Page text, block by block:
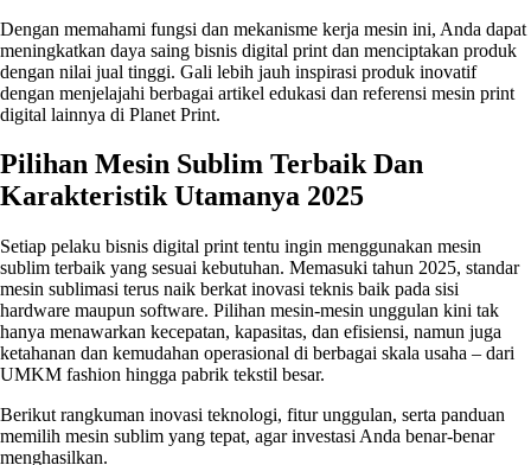
Dengan memahami fungsi dan mekanisme kerja mesin ini, Anda dapat
meningkatkan daya saing bisnis digital print dan menciptakan produk
dengan nilai jual tinggi. Gali lebih jauh inspirasi produk inovatif
dengan menjelajahi berbagai artikel edukasi dan referensi mesin print
digital lainnya di Planet Print.
Pilihan Mesin Sublim Terbaik Dan
Karakteristik Utamanya 2025
Setiap pelaku bisnis digital print tentu ingin menggunakan mesin
sublim terbaik yang sesuai kebutuhan. Memasuki tahun 2025, standar
mesin sublimasi terus naik berkat inovasi teknis baik pada sisi
hardware maupun software. Pilihan mesin-mesin unggulan kini tak
hanya menawarkan kecepatan, kapasitas, dan efisiensi, namun juga
ketahanan dan kemudahan operasional di berbagai skala usaha – dari
UMKM fashion hingga pabrik tekstil besar.
Berikut rangkuman inovasi teknologi, fitur unggulan, serta panduan
memilih mesin sublim yang tepat, agar investasi Anda benar-benar
menghasilkan.